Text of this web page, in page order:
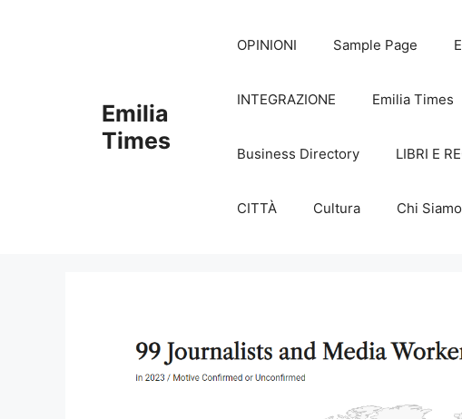
Emilia
Times
OPINIONI Sample Page
INTEGRAZIONE Emilia Times
Business Directory LIBRI E
CITTÀ Cultura Chi Siamo